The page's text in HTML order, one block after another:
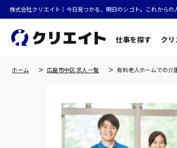
株式会社クリエイト｜今日見つかる、明日のシゴト。これからの
仕事を探す ク
ホーム 広島市中区 求人一覧 有料老人ホームでの介